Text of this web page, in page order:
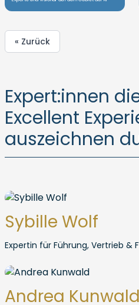
« Zurück
Expert:innen
Excellent
auszeichnen
Sybille Wolf
Expertin für Führung, Vertrieb &
Andrea Kunwald